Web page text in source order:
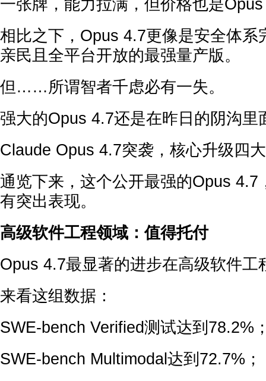
一张牌，能力拉满，但价格也是
相比之下，Opus 4.7更像是安全体系
亲民且全平台开放的最强量产版。
但……所谓智者千虑必有一失。
强大的Opus 4.7还是在昨日的阴沟里
Claude Opus 4.7突袭，核心升级四
通览下来，这个公开最强的Opus 4.7
有突出表现。
高级软件工程领域：值得托付
Opus 4.7最显著的进步在高级软件工
来看这组数据：
SWE-bench Verified测试达到78.2%
SWE-bench Multimodal达到72.7%；